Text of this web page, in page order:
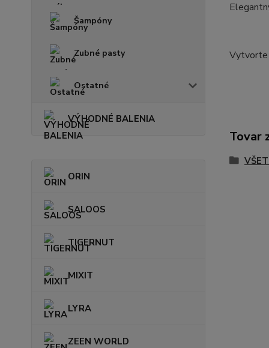
Šampóny
Zubné pasty
Ostatné
VÝHODNÉ BALENIA
ORIN
SALOOS
TIGERNUT
MIXIT
LYRA
ZEEN WORLD
Vytvorte
Tovar